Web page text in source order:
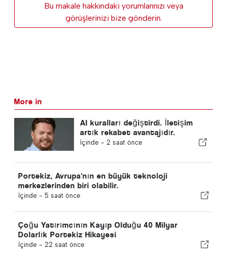
Bu makale hakkındaki yorumlarınızı veya
görüşlerinizi bize gönderin.
More in
AI kuralları değiştirdi. İletişim
artık rekabet avantajıdır.
İçinde - 2 saat önce
Portekiz, Avrupa'nın en büyük teknoloji
merkezlerinden biri olabilir.
İçinde - 5 saat önce
Çoğu Yatırımcının Kayıp Olduğu 40 Milyar
Dolarlık Portekiz Hikayesi
İçinde - 22 saat önce